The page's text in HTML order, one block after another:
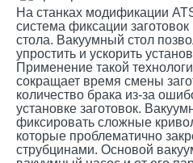
На станках модификации
система фиксации
стола. Вакуумный стол
упростить и ускорить
Применение такой
сокращает время смены
количество брака из-за
установке заготовок.
фиксировать сложные
которые проблематично
струбцинами. Основой